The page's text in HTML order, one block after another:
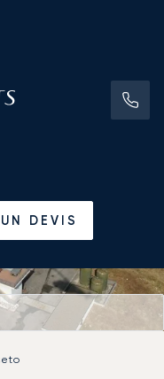
DEVIS